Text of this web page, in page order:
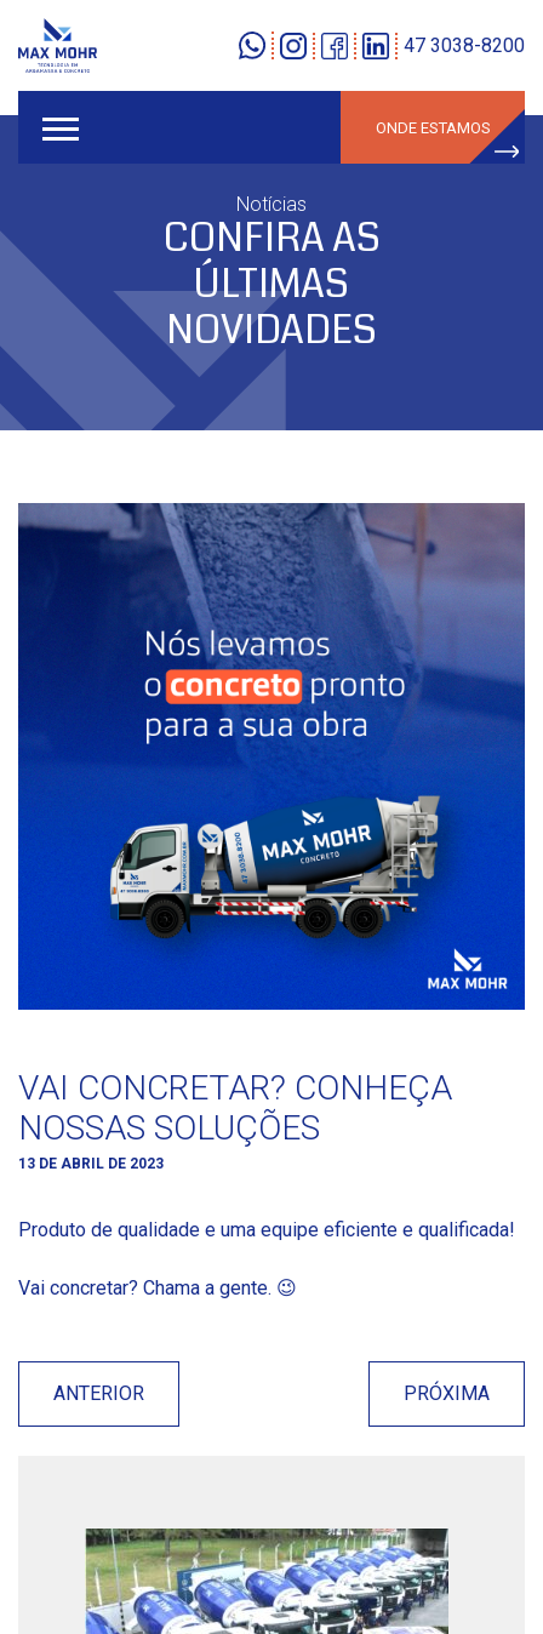
47 3038-8200
ONDE ESTAMOS
Notícias
CONFIRA AS
ÚLTIMAS
NOVIDADES
VAI CONCRETAR? CONHEÇA
NOSSAS SOLUÇÕES
13 DE ABRIL DE 2023
Produto de qualidade e uma equipe eficiente e qualificada!
Vai concretar? Chama a gente. 😉
ANTERIOR PRÓXIMA